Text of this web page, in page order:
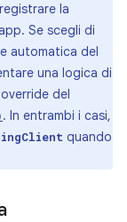
la
Se scegli di
automatica del
una logica di
del
. In entrambi i casi,
quando